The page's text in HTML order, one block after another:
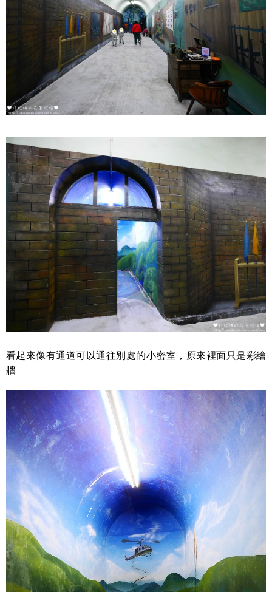
看起來像有通道可以通往別處的小密室，原來裡面只是彩繪
牆